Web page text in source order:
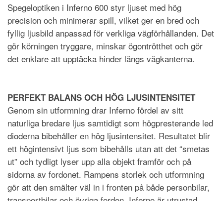
Spegeloptiken i Inferno 600 styr ljuset med hög
precision och minimerar spill, vilket ger en bred och
fyllig ljusbild anpassad för verkliga vägförhållanden. Det
gör körningen tryggare, minskar ögontrötthet och gör
det enklare att upptäcka hinder längs vägkanterna.
PERFEKT BALANS OCH HÖG LJUSINTENSITET
Genom sin utformning drar Inferno fördel av sitt
naturliga bredare ljus samtidigt som högpresterande led
dioderna bibehåller en hög ljusintensitet. Resultatet blir
ett högintensivt ljus som bibehålls utan att det “smetas
ut” och tydligt lyser upp alla objekt framför och på
sidorna av fordonet. Rampens storlek och utformning
gör att den smälter väl in i fronten på både personbilar,